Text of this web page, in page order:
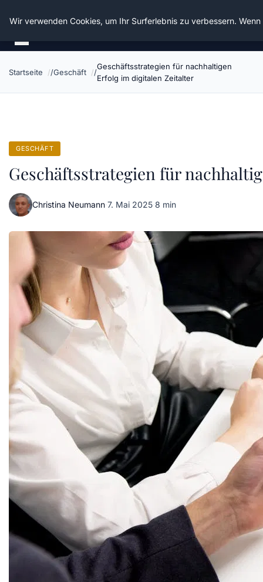
Die Schnitter
Startseite Geschäft
Geschäftsstrategien für nachhaltigen
Erfolg im digitalen Zeitalter
GESCHÄFT
Geschäftsstrategien für
Christina Neumann·7. Mai 2025·8 min
Wir verwenden Cookies, um Ihr Surferlebnis zu verbessern.